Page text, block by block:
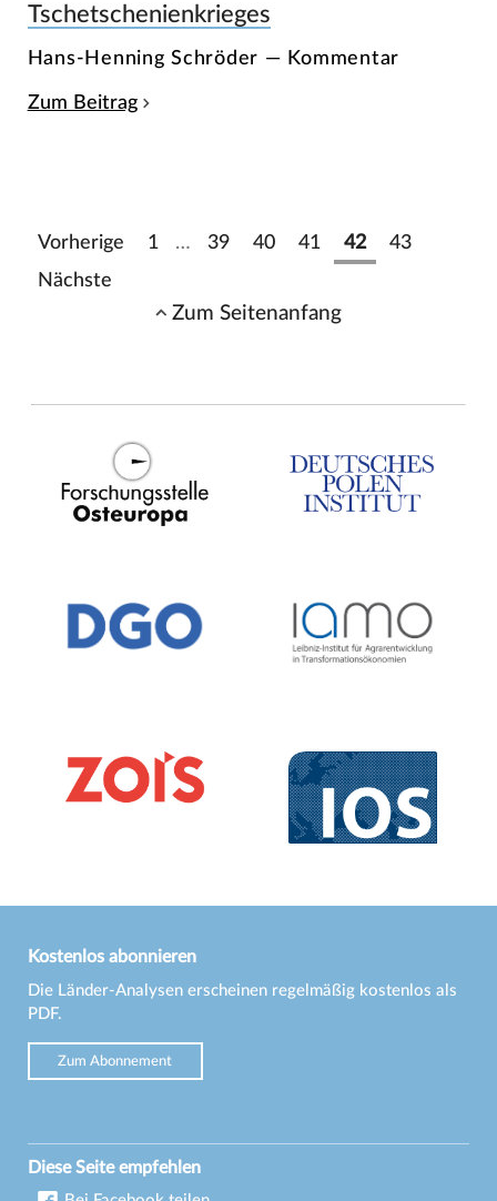
Tschetschenienkrieges
Hans-Henning Schröder — Kommentar
Zum Beitrag
Vorherige 1 … 39 40 41 42
43
Nächste
Zum Seitenanfang
Kostenlos abonnieren
Die Länder-Analysen erscheinen regelmäßig kostenlos als
PDF.
Zum Abonnement
Diese Seite empfehlen